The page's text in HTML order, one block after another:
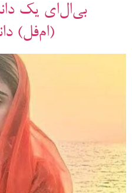
بی‌ال‌ای یک
(ام‌فل)